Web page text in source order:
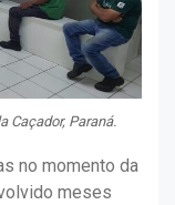
Caçador, Paraná.
no momento da
meses